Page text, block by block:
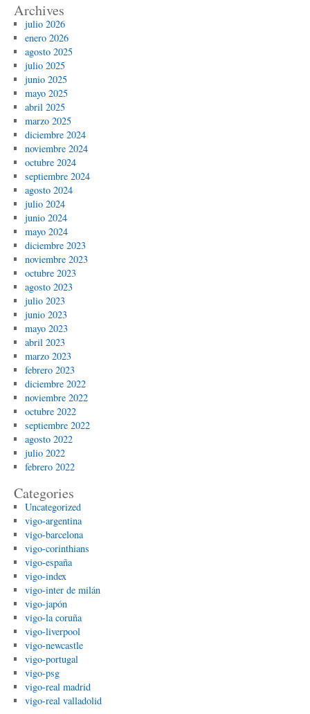
Archives
julio 2026
enero 2026
agosto 2025
julio 2025
junio 2025
mayo 2025
abril 2025
marzo 2025
diciembre 2024
noviembre 2024
octubre 2024
septiembre 2024
agosto 2024
julio 2024
junio 2024
mayo 2024
diciembre 2023
noviembre 2023
octubre 2023
agosto 2023
julio 2023
junio 2023
mayo 2023
abril 2023
marzo 2023
febrero 2023
diciembre 2022
noviembre 2022
octubre 2022
septiembre 2022
agosto 2022
julio 2022
febrero 2022
Categories
Uncategorized
vigo-argentina
vigo-barcelona
vigo-corinthians
vigo-españa
vigo-index
vigo-inter de milán
vigo-japón
vigo-la coruña
vigo-liverpool
vigo-newcastle
vigo-portugal
vigo-psg
vigo-real madrid
vigo-real valladolid